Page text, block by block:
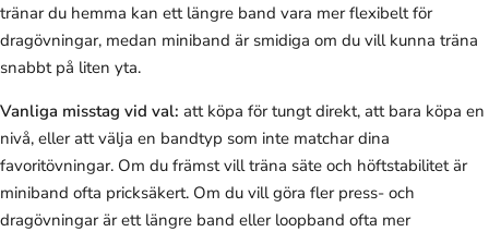
tränar du hemma kan ett längre band vara mer flexibelt för
dragövningar, medan miniband är smidiga om du vill kunna träna
snabbt på liten yta.
Vanliga misstag vid val: att köpa för tungt direkt, att bara köpa en
nivå, eller att välja en bandtyp som inte matchar dina
favoritövningar. Om du främst vill träna säte och höftstabilitet är
miniband ofta pricksäkert. Om du vill göra fler press- och
dragövningar är ett längre band eller loopband ofta mer